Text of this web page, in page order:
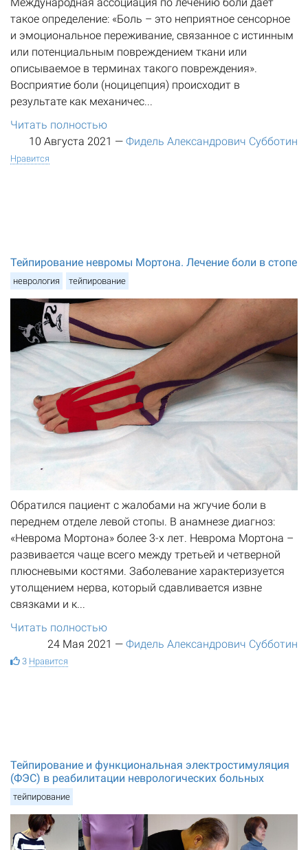
такое определение: «Боль – это неприятное сенсорное
и эмоциональное переживание, связанное с истинным
или потенциальным повреждением ткани или
описываемое в терминах такого повреждения».
Восприятие боли (ноцицепция) происходит в
результате как механичес...
Читать полностью
10 Августа 2021 — Фидель Александрович Субботин
Нравится
Тейпирование невромы Мортона. Лечение боли в стопе
неврология тейпирование
Обратился пациент с жалобами на жгучие боли в
переднем отделе левой стопы. В анамнезе диагноз:
«Неврома Мортона» более 3-х лет. Неврома Мортона –
развивается чаще всего между третьей и четверной
плюсневыми костями. Заболевание характеризуется
утолщением нерва, который сдавливается извне
связками и к...
Читать полностью
24 Мая 2021 — Фидель Александрович Субботин
3 Нравится
Тейпирование и функциональная электростимуляция
(ФЭС) в реабилитации неврологических больных
тейпирование